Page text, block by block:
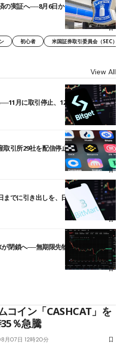
の実証へ──8月6日からJPYCやUSDC対
初心者 米国証券取引委員会（SEC）
View All
月に取引停止、12月末に強制決済
引所29社を配信停止──OKXやバイビ
でに引き出しを、日本人利用者も対
閉鎖へ──無期限先物を生んだ11年に
コイン「CASHCAT」を
％急騰
月07日 12時20分